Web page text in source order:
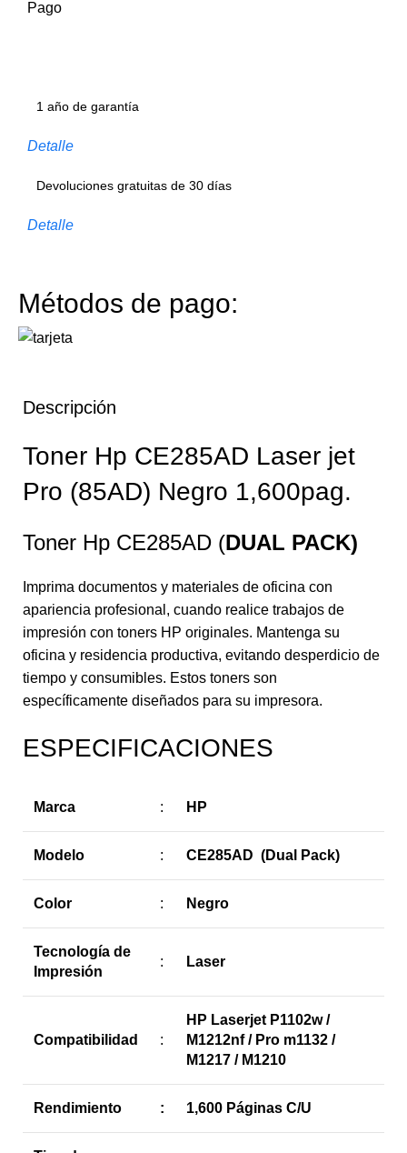
Pago
1 año de garantía
Detalle
Devoluciones gratuitas de 30 días
Detalle
Métodos de pago:
Descripción
Toner Hp CE285AD Laser jet
Pro (85AD) Negro 1,600pag.
Toner Hp CE285AD (DUAL PACK)
Imprima documentos y materiales de oficina con
apariencia profesional, cuando realice trabajos de
impresión con toners HP originales. Mantenga su
oficina y residencia productiva, evitando desperdicio de
tiempo y consumibles. Estos toners son
específicamente diseñados para su impresora.
ESPECIFICACIONES
Marca : HP
Modelo : CE285AD (Dual Pack)
Color : Negro
Tecnología de
Impresión
: Laser
Compatibilidad :
HP Laserjet P1102w /
M1212nf / Pro m1132 /
M1217 / M1210
Rendimiento : 1,600 Páginas C/U